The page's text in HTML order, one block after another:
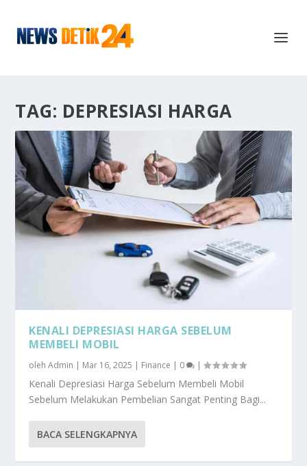
TAG: DEPRESIASI HARGA
KENALI DEPRESIASI HARGA SEBELUM
MEMBELI MOBIL
olehAdmin | Mar 16, 2025 | Finance | 0 |
Kenali Depresiasi Harga Sebelum Membeli Mobil
Sebelum Melakukan Pembelian Sangat Penting Bagi...
BACA SELENGKAPNYA